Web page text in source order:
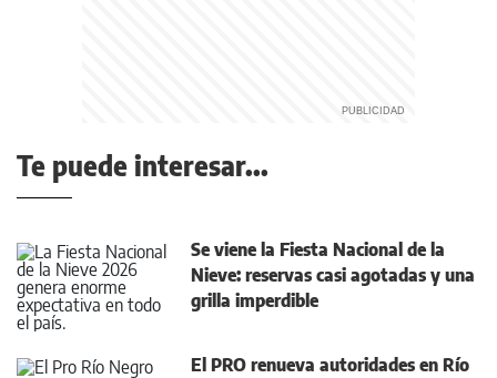
Te puede interesar...
Se viene la Fiesta Nacional de la
Nieve: reservas casi agotadas y una
grilla imperdible
El PRO renueva autoridades en Río